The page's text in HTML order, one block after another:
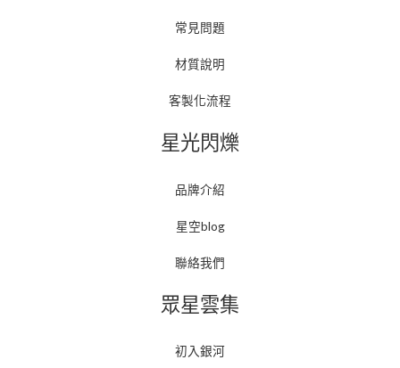
常見問題
材質說明
客製化流程
星光閃爍
品牌介紹
星空blog
聯絡我們
眾星雲集
初入銀河